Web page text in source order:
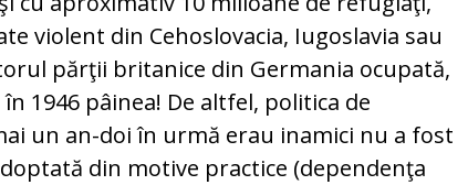
violent din Ce­ho­slo­vacia, Iugo­sla­via sau
părţii bri­ta­nice din Germania ocu­pa­tă,
1946 pâinea! De altfel, politica de
un an-doi în urmă erau ina­mici nu a fost
din motive practice (de­pen­denţa